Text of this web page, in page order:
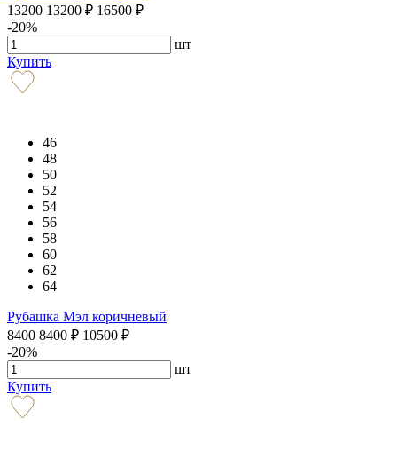
13200 13200 ₽ 16500 ₽
-20%
шт
Купить
46
48
50
52
54
56
58
60
62
64
Рубашка Мэл коричневый
8400 8400 ₽ 10500 ₽
-20%
шт
Купить